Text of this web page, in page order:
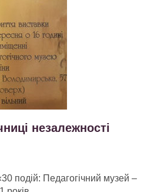
незалежності
подій: Педагогічний музей –